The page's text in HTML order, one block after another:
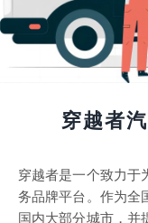
穿越者
穿越者是一个致力于
务品牌平台。作为全
国内大部分城市，并